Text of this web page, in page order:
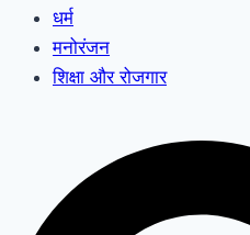
धर्म
मनोरंजन
शिक्षा और रोजगार